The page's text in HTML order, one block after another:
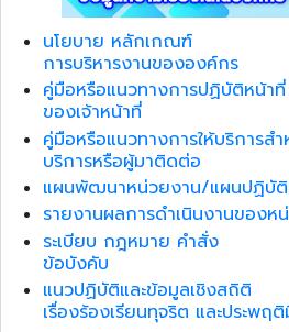
นโยบาย หลักเกณฑ์
การบริหารงานขององค์กร
คู่มือหรือแนวทางการปฏิบัติหน้าที่
ของเจ้าหน้าที่
คู่มือหรือแนวทางการให้บริการส
บริการหรือผู้มาติดต่อ
แผนพัฒนาหน่วยงาน/แผนปฏิบั
รายงานผลการดำเนินงานของห
ระเบียบ กฎหมาย คำสั่ง
ข้อบังคับ
แนวปฏิบัติและข้อมูลเชิงสถิติ
เรื่องร้องเรียนทุจริต และประพฤ